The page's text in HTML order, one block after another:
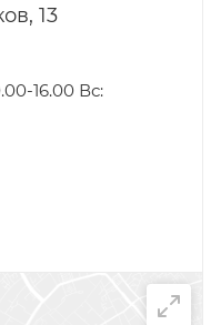
13
16.00 Вс: